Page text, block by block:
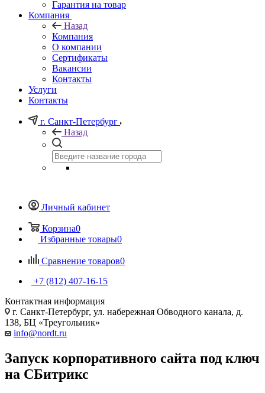
Гарантия на товар
Компания
Назад
Компания
О компании
Сертификаты
Вакансии
Контакты
Услуги
Контакты
г. Санкт-Петербург
Назад
Личный кабинет
Корзина0
Избранные товары0
Сравнение товаров0
+7 (812) 407-16-15
Контактная информация
г. Санкт-Петербург, ул. набережная Обводного канала, д.
138, БЦ «Треугольник»
info@nordt.ru
Запуск корпоративного сайта под ключ
на СБитрикс